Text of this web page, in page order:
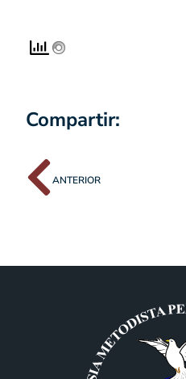
Compartir:
ANTERIOR